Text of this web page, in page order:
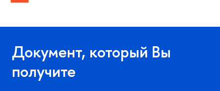
Документ, который Вы
получите